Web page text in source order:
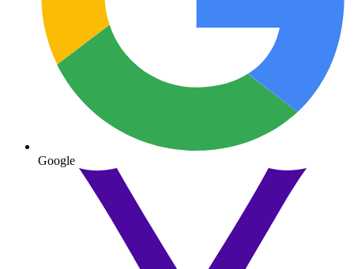
Google